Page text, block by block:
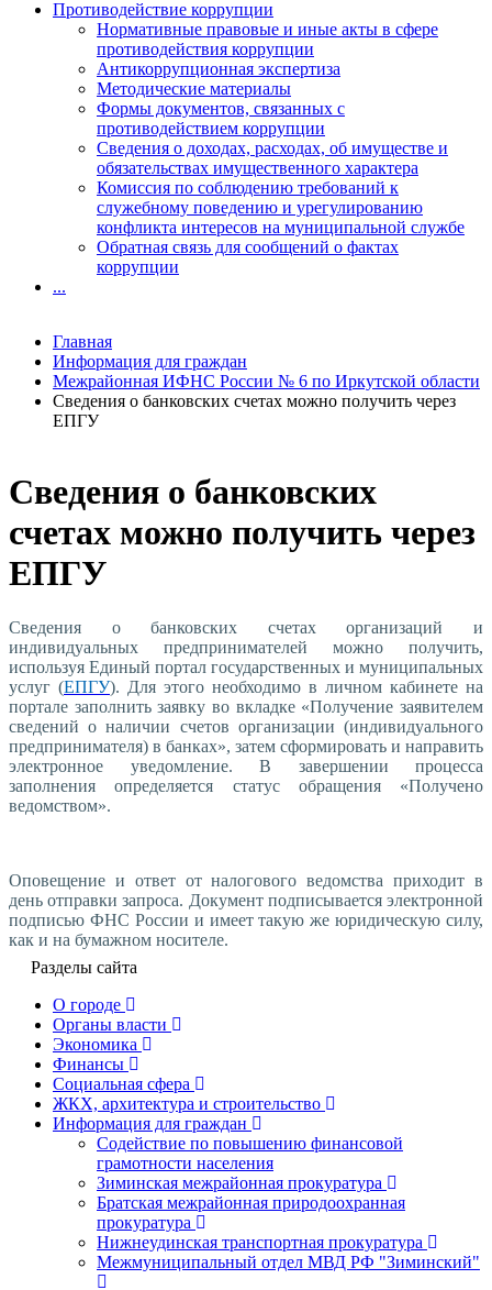
Сведения о банковских
счетах можно получить через
ЕПГУ
Сведения о банковских счетах организаций и
индивидуальных предпринимателей можно получить,
используя Единый портал государственных и муниципальных
услуг (ЕПГУ). Для этого необходимо в личном кабинете на
портале заполнить заявку во вкладке «Получение заявителем
сведений о наличии счетов организации (индивидуального
предпринимателя) в банках», затем сформировать и направить
электронное уведомление. В завершении процесса
заполнения определяется статус обращения «Получено
ведомством».
Оповещение и ответ от налогового ведомства приходит в
день отправки запроса. Документ подписывается электронной
подписью ФНС России и имеет такую же юридическую силу,
как и на бумажном носителе.
Разделы сайта
О городе
Органы власти
Экономика
Финансы
Социальная сфера
ЖКХ, архитектура и строительство
Информация для граждан
Содействие по повышению финансовой
грамотности населения
Зиминская межрайонная прокуратура
Братская межрайонная природоохранная
прокуратура
Нижнеудинская транспортная прокуратура
Межмуниципальный отдел МВД РФ "Зиминский"
Противодействие коррупции
Нормативные правовые и иные акты в сфере
противодействия коррупции
Антикоррупционная экспертиза
Методические материалы
Формы документов, связанных с
противодействием коррупции
Сведения о доходах, расходах, об имуществе и
обязательствах имущественного характера
Комиссия по соблюдению требований к
служебному поведению и урегулированию
конфликта интересов на муниципальной службе
Обратная связь для сообщений о фактах
коррупции
...
Главная
Информация для граждан
Межрайонная ИФНС России № 6 по Иркутской области
Сведения о банковских счетах можно получить через
ЕПГУ